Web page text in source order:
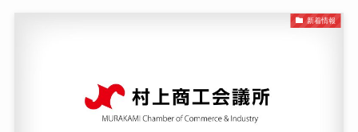
新着情報